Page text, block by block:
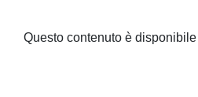
Questo contenuto è disponibile